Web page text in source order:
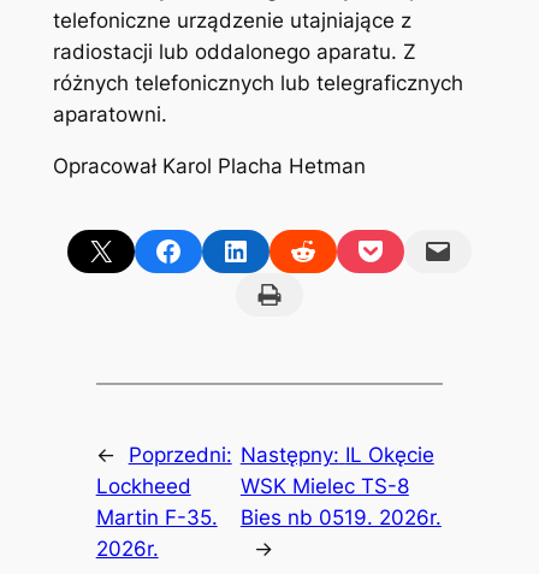
telefoniczne urządzenie utajniające z
radiostacji lub oddalonego aparatu. Z
różnych telefonicznych lub telegraficznych
aparatowni.
Opracował Karol Placha Hetman
Share on X Share on FacebookShare on LinkedInShare on RedditShare on PocketEmail this Page
Print this Page
←
Poprzedni:
Lockheed
Martin F-35.
2026r.
Następny: IL Okęcie
WSK Mielec TS-8
Bies nb 0519. 2026r.
→